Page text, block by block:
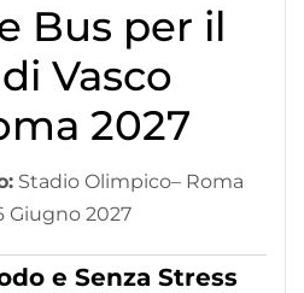
Bus per il
Vasco
2027
Stadio Olimpico– Roma
Giugno 2027
e Senza Stress